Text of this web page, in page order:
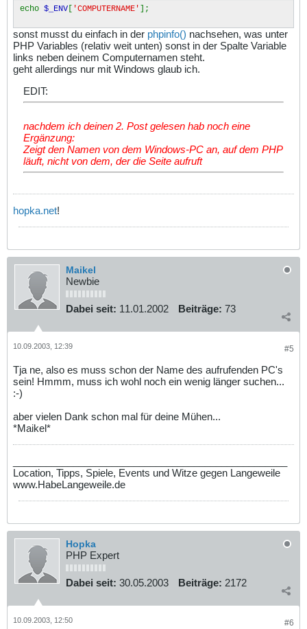
echo $_ENV [ 'COMPUTERNAME' ];
sonst musst du einfach in der phpinfo() nachsehen, was unter
PHP Variables (relativ weit unten) sonst in der Spalte Variable
links neben deinem Computernamen steht.
geht allerdings nur mit Windows glaub ich.
EDIT:
nachdem ich deinen 2. Post gelesen hab noch eine
Ergänzung:
Zeigt den Namen von dem Windows-PC an, auf dem PHP
läuft, nicht von dem, der die Seite aufruft
hopka.net!
Maikel
Newbie
Dabei seit: 11.01.2002 Beiträge: 73
#5
10.09.2003, 12:39
Tja ne, also es muss schon der Name des aufrufenden PC's
sein! Hmmm, muss ich wohl noch ein wenig länger suchen...
:-)
aber vielen Dank schon mal für deine Mühen...
*Maikel*
Location, Tipps, Spiele, Events und Witze gegen Langeweile
www.HabeLangeweile.de
Hopka
PHP Expert
Dabei seit: 30.05.2003 Beiträge: 2172
#6
10.09.2003, 12:50